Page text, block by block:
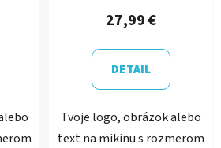
produktu
5,0
z
hviezdičiek.
27,99 €
DETAIL
Tvoje logo, obrázok alebo
text na mikinu s rozmerom